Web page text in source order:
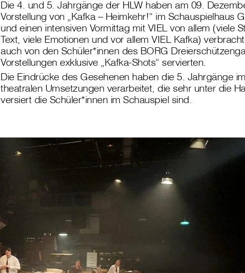
Die 4. und 5. Jahrgänge der HLW haben am 09.
Vorstellung von „Kafka – Heimkehr!“ im Schauspielhaus
und einen intensiven Vormittag mit VIEL von allem (viele
Text, viele Emotionen und vor allem VIEL Kafka)
auch von den Schüler*innen des BORG
Vorstellungen exklusive „Kafka-Shots“ servierten.
Die Eindrücke des Gesehenen haben die 5. Jahrgänge
theatralen Umsetzungen verarbeitet, die sehr unter die
versiert die Schüler*innen im Schauspiel sind.